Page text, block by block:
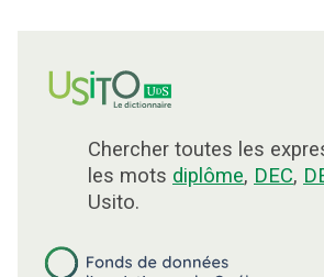
Chercher toutes les
les mots diplôme, DEC,
Usito.